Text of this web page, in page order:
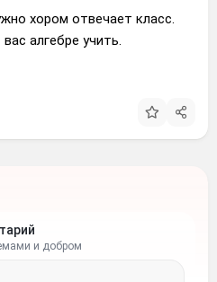
хором отвечает класс.
алгебре учить.
и добром